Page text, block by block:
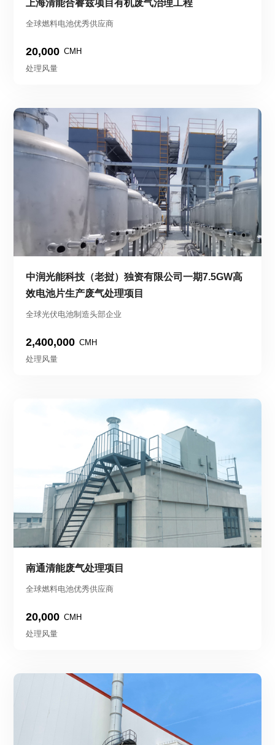
上海清能合睿兹项目有机废气治理工程
全球燃料电池优秀供应商
20,000 CMH
处理风量
中润光能科技（老挝）独资有限公司一期7.5GW高
效电池片生产废气处理项目
全球光伏电池制造头部企业
2,400,000 CMH
处理风量
南通清能废气处理项目
全球燃料电池优秀供应商
20,000 CMH
处理风量